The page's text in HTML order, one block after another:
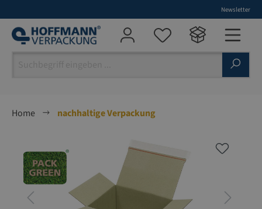
Newsletter
Home
nachhaltige Verpackung